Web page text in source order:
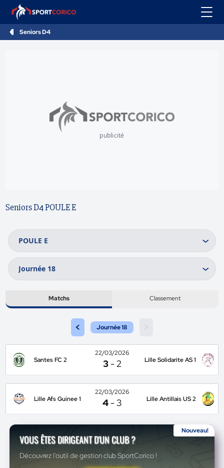
Seniors D4
publicité
Seniors D4 POULE E
Matchs Classement
< Journée 18
Santes FC 2
22/03/2026
3 -2 Lille Solidarite AS 1
Lille Afs Guinee 1
22/03/2026
4 - 3 Lille Antillais US 2
Nouveau!
VOUS ÊTES DIRIGEANT D'UN CLUB ?
Découvrez l'outil de gestion club SportCorico !